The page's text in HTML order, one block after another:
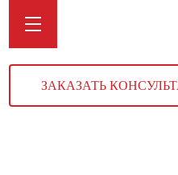
ЗАКАЗАТЬ